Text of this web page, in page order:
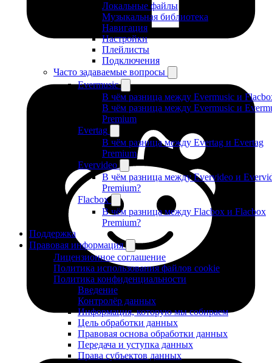
Локальные файлы
Музыкальная библиотека
Навигация
Настройки
Плейлисты
Подключения
Часто задаваемые вопросы
Evermusic
В чём разница между Evermusic и
В чём разница между Evermusic и
Premium
Evertag
В чём разница между Evertag и Evertag
Premium
Evervideo
В чём разница между Evervideo и
Premium?
Flacbox
В чём разница между Flacbox и Flacbox
Premium?
Поддержка
Правовая информация
Лицензионное соглашение
Политика использования файлов cookie
Политика конфиденциальности
Введение
Контролёр данных
Информация, которую мы собираем
Цель обработки данных
Правовая основа обработки данных
Передача и уступка данных
Права субъектов данных